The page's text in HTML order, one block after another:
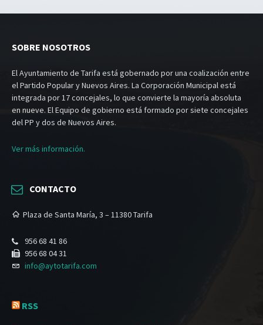
SOBRE NOSOTROS
El Ayuntamiento de Tarifa está gobernado por una coalización entre
el Partido Popular y Nuevos Aires. La Corporación Municipal está
integrada por 17 concejales, lo que convierte la mayoría absoluta
en nueve. El Equipo de gobierno está formado por siete concejales
del PP y dos de Nuevos Aires.
Ver más información.
CONTACTO
Plaza de Santa María, 3 – 11380 Tarifa
956 68 41 86
956 68 04 31
info@aytotarifa.com
RSS